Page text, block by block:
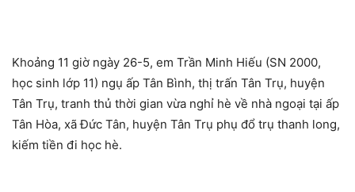
Khoảng 11 giờ ngày 26-5, em Trần Minh Hiếu (SN 2000,
học sinh lớp 11) ngụ ấp Tân Bình, thị trấn Tân Trụ, huyện
Tân Trụ, tranh thủ thời gian vừa nghỉ hè về nhà ngoại tại ấp
Tân Hòa, xã Đức Tân, huyện Tân Trụ phụ đổ trụ thanh long,
kiếm tiền đi học hè.